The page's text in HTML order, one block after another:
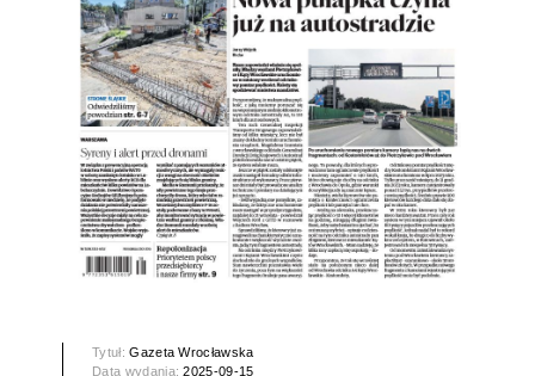
Tytuł:Gazeta Wrocławska
Data wydania:2025-09-15